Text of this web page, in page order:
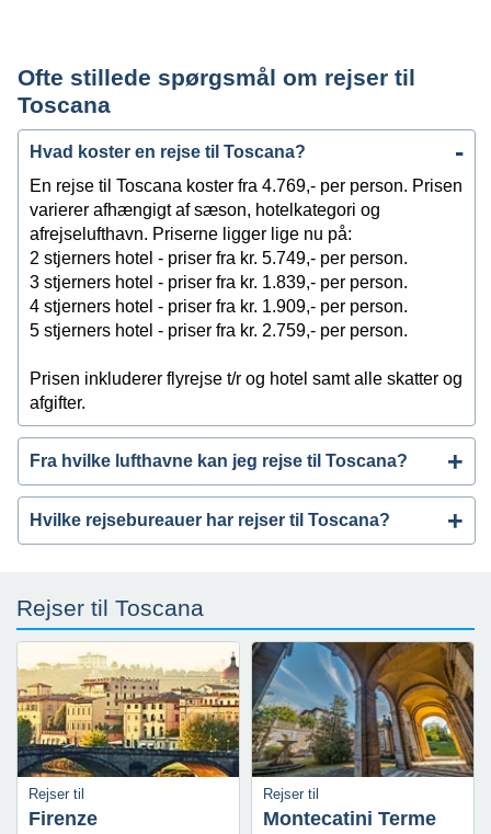
Ofte stillede spørgsmål om rejser til
Toscana
Hvad koster en rejse til Toscana?
En rejse til Toscana koster fra 4.769,- per person. Prisen
varierer afhængigt af sæson, hotelkategori og
afrejselufthavn. Priserne ligger lige nu på:
2 stjerners hotel - priser fra kr. 5.749,- per person.
3 stjerners hotel - priser fra kr. 1.839,- per person.
4 stjerners hotel - priser fra kr. 1.909,- per person.
5 stjerners hotel - priser fra kr. 2.759,- per person.
Prisen inkluderer flyrejse t/r og hotel samt alle skatter og
afgifter.
Fra hvilke lufthavne kan jeg rejse til Toscana?
Hvilke rejsebureauer har rejser til Toscana?
Rejser til Toscana
Rejser til
Firenze
Rejser til
Montecatini Terme